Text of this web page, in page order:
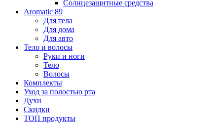
Солнцезащитные средства
Aromatic 89
Для тела
Для дома
Для авто
Тело и волосы
Руки и ноги
Тело
Волосы
Комплекты
Уход за полостью рта
Духи
Скидки
ТОП продукты